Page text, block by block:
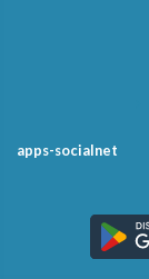
apps-socialnet